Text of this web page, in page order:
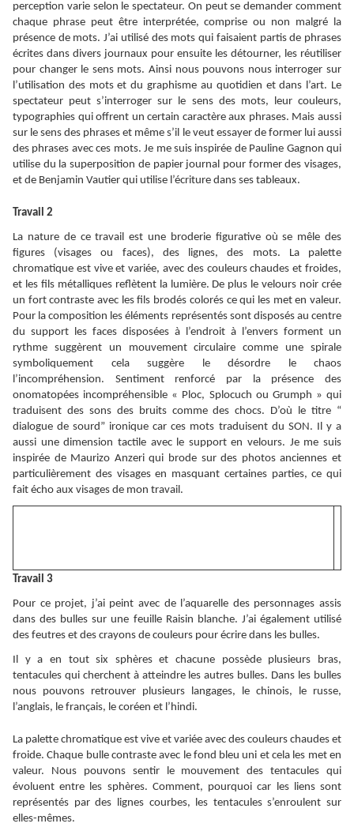
perception varie selon le spectateur. On peut se demander comment
chaque phrase peut être interprétée, comprise ou non malgré la
présence de mots. J’ai utilisé des mots qui faisaient partis de phrases
écrites dans divers journaux pour ensuite les détourner, les réutiliser
pour changer le sens mots. Ainsi nous pouvons nous interroger sur
l’utilisation des mots et du graphisme au quotidien et dans l’art. Le
spectateur peut s’interroger sur le sens des mots, leur couleurs,
typographies qui offrent un certain caractère aux phrases. Mais aussi
sur le sens des phrases et même s’il le veut essayer de former lui aussi
des phrases avec ces mots. Je me suis inspirée de Pauline Gagnon qui
utilise du la superposition de papier journal pour former des visages,
et de Benjamin Vautier qui utilise l’écriture dans ses tableaux.
Travail 2
La nature de ce travail est une broderie figurative où se mêle des
figures (visages ou faces), des lignes, des mots. La palette
chromatique est vive et variée, avec des couleurs chaudes et froides,
et les fils métalliques reflètent la lumière. De plus le velours noir crée
un fort contraste avec les fils brodés colorés ce qui les met en valeur.
Pour la composition les éléments représentés sont disposés au centre
du support les faces disposées à l’endroit à l’envers forment un
rythme suggèrent un mouvement circulaire comme une spirale
symboliquement cela suggère le désordre le chaos
l’incompréhension. Sentiment renforcé par la présence des
onomatopées incompréhensible « Ploc, Splocuch ou Grumph » qui
traduisent des sons des bruits comme des chocs. D’où le titre “
dialogue de sourd” ironique car ces mots traduisent du SON. Il y a
aussi une dimension tactile avec le support en velours. Je me suis
inspirée de Maurizo Anzeri qui brode sur des photos anciennes et
particulièrement des visages en masquant certaines parties, ce qui
fait écho aux visages de mon travail.
Travail 3
Pour ce projet, j’ai peint avec de l’aquarelle des personnages assis
dans des bulles sur une feuille Raisin blanche. J’ai également utilisé
des feutres et des crayons de couleurs pour écrire dans les bulles.
Il y a en tout six sphères et chacune possède plusieurs bras,
tentacules qui cherchent à atteindre les autres bulles. Dans les bulles
nous pouvons retrouver plusieurs langages, le chinois, le russe,
l’anglais, le français, le coréen et l’hindi.
La palette chromatique est vive et variée avec des couleurs chaudes et
froide. Chaque bulle contraste avec le fond bleu uni et cela les met en
valeur. Nous pouvons sentir le mouvement des tentacules qui
évoluent entre les sphères. Comment, pourquoi car les liens sont
représentés par des lignes courbes, les tentacules s’enroulent sur
elles-mêmes.